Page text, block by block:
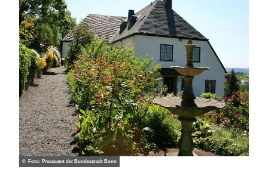
© Foto: Presseamt der Bundesstadt Bonn